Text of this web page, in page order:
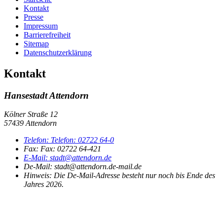
Kontakt
Presse
Impressum
Barrierefreiheit
Sitemap
Datenschutzerklärung
Kontakt
Hansestadt Attendorn
Kölner Straße 12
57439 Attendorn
Telefon: Telefon: 02722 64-0
Fax: Fax: 02722 64-421
E-Mail: stadt@attendorn.de
De-Mail: stadt@attendorn.de-mail.de
Hinweis: Die De-Mail-Adresse besteht nur noch bis Ende des
Jahres 2026.